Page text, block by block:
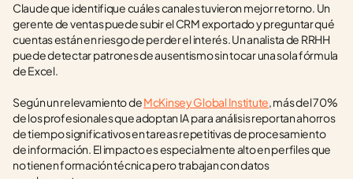
Claude que identifique cuáles canales tuvieron mejor retorno. Un
gerente de ventas puede subir el CRM exportado y preguntar qué
cuentas están en riesgo de perder el interés. Un analista de RRHH
puede detectar patrones de ausentismo sin tocar una sola fórmula
de Excel.
Según un relevamiento de McKinsey Global Institute, más del 70%
de los profesionales que adoptan IA para análisis reportan ahorros
de tiempo significativos en tareas repetitivas de procesamiento
de información. El impacto es especialmente alto en perfiles que
no tienen formación técnica pero trabajan con datos